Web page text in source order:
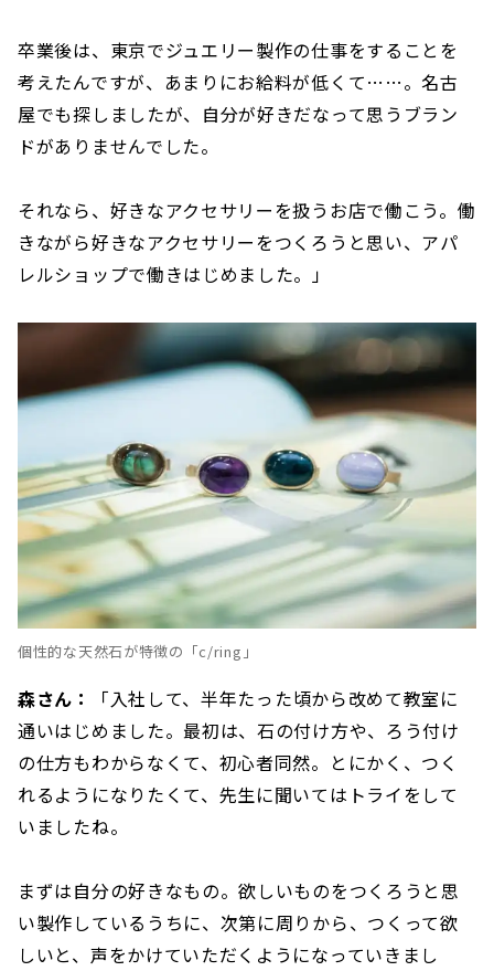
卒業後は、東京でジュエリー製作の仕事をすることを
考えたんですが、あまりにお給料が低くて……。名古
屋でも探しましたが、自分が好きだなって思うブラン
ドがありませんでした。
それなら、好きなアクセサリーを扱うお店で働こう。働
きながら好きなアクセサリーをつくろうと思い、アパ
レルショップで働きはじめました。」
個性的な天然石が特徴の「c/ring」
森さん：
「入社して、半年たった頃から改めて教室に
通いはじめました。最初は、石の付け方や、ろう付け
の仕方もわからなくて、初心者同然。とにかく、つく
れるようになりたくて、先生に聞いてはトライをして
いましたね。
まずは自分の好きなもの。欲しいものをつくろうと思
い製作しているうちに、次第に周りから、つくって欲
しいと、声をかけていただくようになっていきまし